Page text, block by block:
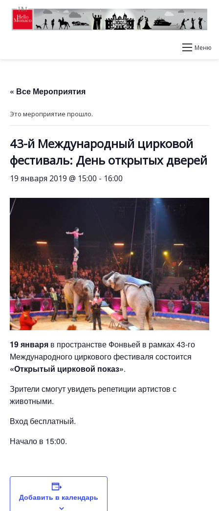
Меню
« Все Мероприятия
Это мероприятие прошло.
43-й Международный цирковой
фестиваль: День открытых дверей
19 января 2019 @ 15:00 - 16:00
19 января в пространстве Фонвьей в рамках 43-го
Международного циркового фестиваля состоится
«Открытый цирковой показ».
Зрители смогут увидеть репетиции артистов с
животными.
Вход бесплатный.
Начало в 15:00.
Добавить в календарь